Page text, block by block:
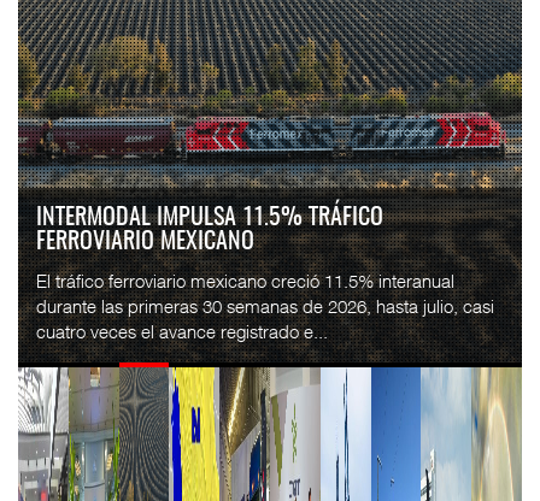
INTERMODAL IMPULSA 11.5% TRÁFICO
FERROVIARIO MEXICANO
El tráfico ferroviario mexicano creció 11.5% interanual
durante las primeras 30 semanas de 2026, hasta julio, casi
cuatro veces el avance registrado e...